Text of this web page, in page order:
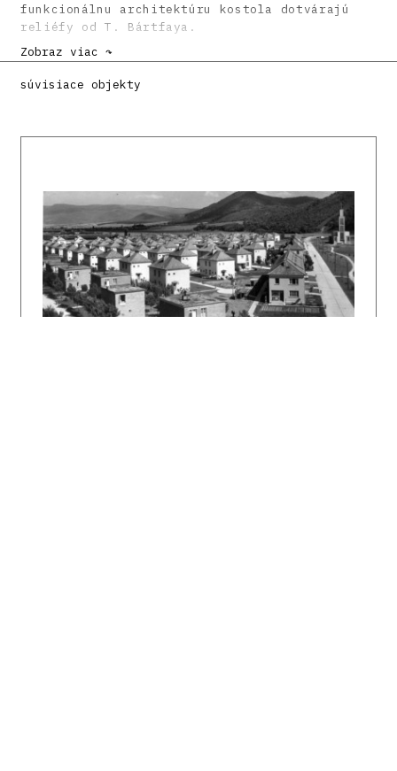
funkcionálnu architektúru kostola dotvárajú
reliéfy od T. Bártfaya.
Literatúra:
Lukáčová, E. et al.: Sakrálna architektúra na
Bratislava, SAS 1992. 24 s.
DULLA, Matúš – MORAVČÍKOVÁ, Henrieta:
Architektúra Slovenska v 20. storočí.
Bratislava, Slovart 2002. 512 s.
SLABEYOVÁ, Michaela: Architekt Vladimír Karfík
– symbol modernej československej
architektúry. Architektúra & urbanizmus 42,
2008, 1 – 2, s. 71 – 99.
Zobraz viac ↷
súvisiace objekty